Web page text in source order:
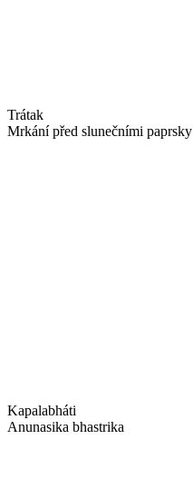
Trátak
Mrkání před slunečními paprsky
Kapalabháti
Anunasika bhastrika